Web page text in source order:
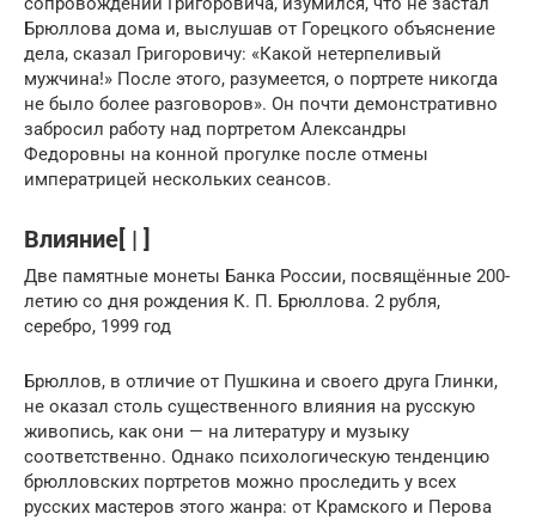
Брюллова дома и, выслушав от Горецкого объяснение
дела, сказал Григоровичу: «Какой нетерпеливый
мужчина!» После этого, разумеется, о портрете никогда
не было более разговоров». Он почти демонстративно
забросил работу над портретом Александры
Федоровны на конной прогулке после отмены
императрицей нескольких сеансов.
Влияние[ | ]
Две памятные монеты Банка России, посвящённые 200-
летию со дня рождения К. П. Брюллова. 2 рубля,
серебро, 1999 год
Брюллов, в отличие от Пушкина и своего друга Глинки,
не оказал столь существенного влияния на русскую
живопись, как они — на литературу и музыку
соответственно. Однако психологическую тенденцию
брюлловских портретов можно проследить у всех
русских мастеров этого жанра: от Крамского и Перова